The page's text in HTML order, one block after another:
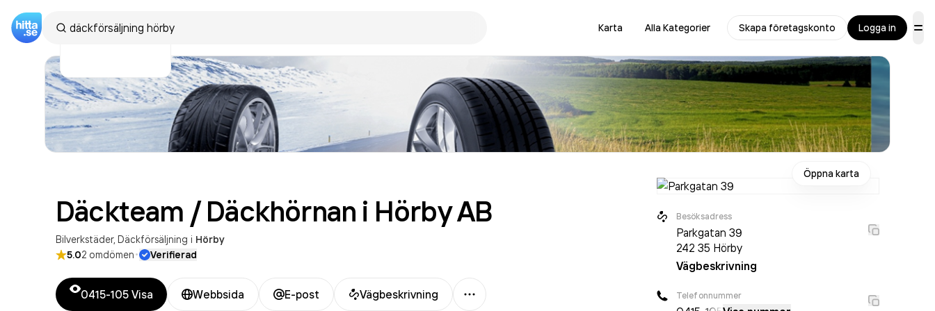
Karta Alla Kategorier Skapa företagskonto Logga in
Däckteam / Däckhörnan i HörbyAB
Bilverkstäder Däckförsäljning i Hörby
5.02 omdömen· Verifierad
0415-105 Visa Webbsida E-post Vägbeskrivning
Mer
Öppna karta
Besöksadress
Parkgatan 39
242 35 Hörby
Vägbeskrivning
Telefonnummer